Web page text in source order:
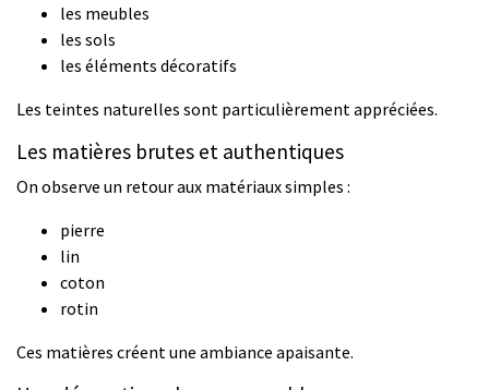
les meubles
les sols
les éléments décoratifs
Les teintes naturelles sont particulièrement appréciées.
Les matières brutes et authentiques
On observe un retour aux matériaux simples :
pierre
lin
coton
rotin
Ces matières créent une ambiance apaisante.